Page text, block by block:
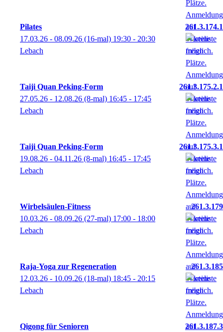
Pilates
261.3.174.1
17.03.26 - 08.09.26 (16-mal) 19:30 - 20:30
Lebach
Taiji Quan Peking-Form
261.3.175.2.1
27.05.26 - 12.08.26 (8-mal) 16:45 - 17:45
Lebach
Taiji Quan Peking-Form
261.3.175.3.1
19.08.26 - 04.11.26 (8-mal) 16:45 - 17:45
Lebach
Wirbelsäulen-Fitness
261.3.179
10.03.26 - 08.09.26 (27-mal) 17:00 - 18:00
Lebach
Raja-Yoga zur Regeneration
261.3.185
12.03.26 - 10.09.26 (18-mal) 18:45 - 20:15
Lebach
Qigong für Senioren
261.3.187.3